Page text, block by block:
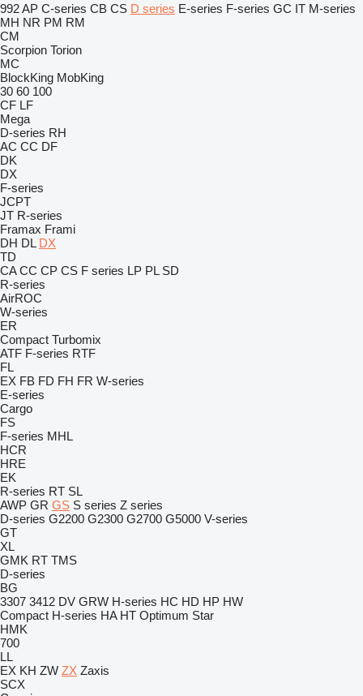
992AP C-series CB CS D series E-series F-series GC IT M-series
MH NR PM RM
CM
Scorpion Torion
MC
BlockKing MobKing
30 60 100
CF LF
Mega
D-series RH
AC CC DF
DK
DX
F-series
JCPT
JT R-series
Framax Frami
DH DL DX
TD
CA CC CP CS F series LP PL SD
R-series
AirROC
W-series
ER
Compact Turbomix
ATF F-series RTF
FL
EX FB FD FH FR W-series
E-series
Cargo
FS
F-series MHL
HCR
HRE
EK
R-series RT SL
AWP GR GS S series Z series
D-series G2200 G2300 G2700 G5000 V-series
GT
XL
GMK RT TMS
D-series
BG
3307 3412 DV GRW H-series HC HD HP HW
Compact H-series HA HT Optimum Star
HMK
700
LL
EX KH ZW ZX Zaxis
SCX